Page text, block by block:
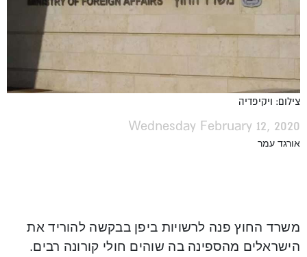
צילום: ויקיפדיה
Wednesday February 12, 2020
אורגד עמר
משרד החוץ פנה לרשויות ביפן בבקשה להוריד את
הישראלים מהספינה בה שוהים חולי קורונה רבים.